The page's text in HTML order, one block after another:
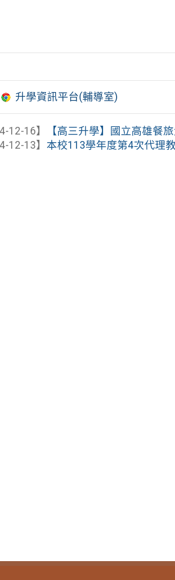
升學資訊平台(輔導室)
12-16】
【高三升學】國立高雄餐
12-13】本校113學年度第4次代理